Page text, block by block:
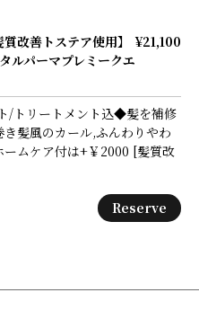
改善トステア使用】
ルパーマプレミークエ
¥21,100
/トリートメント込◆髪を補修
き髪風のカール,ふんわりやわ
ムケア付は+￥2000 [髪質改
Reserve